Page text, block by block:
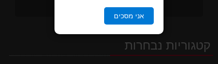
אני מסכים
קטגוריות נבחרות